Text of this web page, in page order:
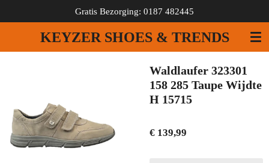
direct
de
KEYZER SHOES & TRENDS
Gratis Bezorging: 0187 482445
Waldlaufer 323301
158 285 Taupe Wijdte
H 15715
€ 139,99